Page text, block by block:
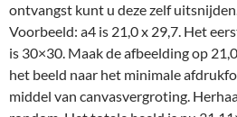
ontvangst kunt u deze zelf
Voorbeeld: a4 is 21,0 x 29,7. Het
is 30×30. Maak de afbeelding op
het beeld naar het minimale
middel van canvasvergroting.